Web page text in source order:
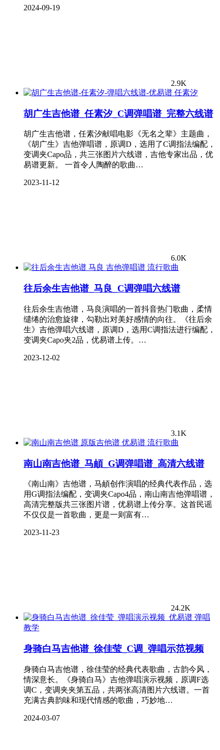
2024-09-19
2.9K
任素汐
胡广生吉他谱_任素汐_C调弹唱谱_完整六线谱
胡广生吉他谱，任素汐献唱电影《无名之辈》主题曲，
《胡广生》吉他弹唱谱，原调D，选用了C调指法编配，
变调夹Capo品，共三张图片六线谱，吉他专家出品，优
易谱更新。 一首令人陶醉的歌曲…
2023-11-12
6.0K
流行歌曲
往后余生吉他谱_马良_C调弹唱六线谱
往后余生吉他谱，马良演唱的一首抖音热门歌曲，柔情
缱绻的治愈旋律，勾勒出对美好感情的向往。《往后余
生》吉他弹唱六线谱，原调D，选用C调指法进行编配，
变调夹Capo夹2品，优易谱上传。…
2023-12-02
3.1K
流行歌曲
南山南吉他谱_马頔_G调弹唱谱_高清六线谱
《南山南》吉他谱，马頔创作演唱的经典代表作品，选
用G调指法编配，变调夹Capo4品，南山南吉他弹唱谱，
高清完整版共三张图片谱，优易谱上传分享。这首民谣
不仅仅是一首歌曲，更是一则富有…
2023-11-23
24.2K
弹唱
教学
身骑白马吉他谱_徐佳莹_C调_弹唱示范视频
身骑白马吉他谱，徐佳莹的经典代表歌曲，古韵今风，
情深意长。《身骑白马》吉他弹唱演示视频，原调F选
调C，变调夹夹第五品，共两张高清图片六线谱。一首
充满古典韵味和现代情感的歌曲，巧妙地…
2024-03-07